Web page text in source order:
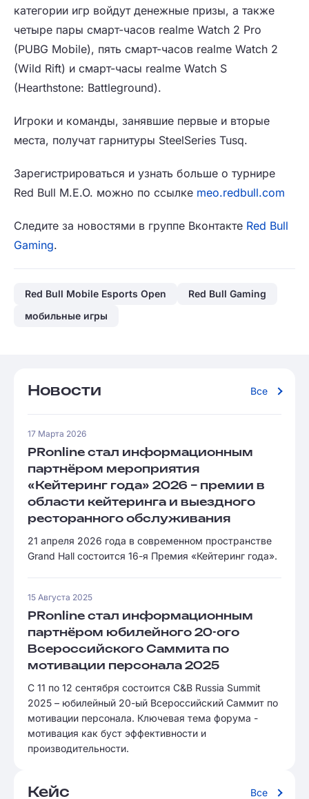
категории игр войдут денежные призы, а также
четыре пары смарт-часов realme Watch 2 Pro
(PUBG Mobile), пять смарт-часов realme Watch 2
(Wild Rift) и смарт-часы realme Watch S
(Hearthstone: Battleground).
Игроки и команды, занявшие первые и вторые
места, получат гарнитуры SteelSeries Tusq.
Зарегистрироваться и узнать больше о турнире
Red Bull M.E.O. можно по ссылке meo.redbull.com
Следите за новостями в группе Вконтакте Red Bull
Gaming.
Red Bull Mobile Esports Open
Red Bull Gaming
мобильные игры
Новости Все
17 Марта 2026
PRonline стал информационным
партнёром мероприятия
«Кейтеринг года» 2026 – премии в
области кейтеринга и выездного
ресторанного обслуживания
21 апреля 2026 года в современном пространстве
Grand Hall состоится 16-я Премия «Кейтеринг года».
15 Августа 2025
PRonline стал информационным
партнёром юбилейного 20-ого
Всероссийского Саммита по
мотивации персонала 2025
С 11 по 12 сентября состоится C&B Russia Summit
2025 – юбилейный 20-ый Всероссийский Саммит по
мотивации персонала. Ключевая тема форума -
мотивация как буст эффективности и
производительности.
Кейс Все